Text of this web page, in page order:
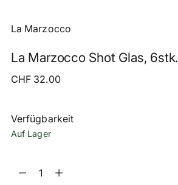
La Marzocco
La Marzocco Shot Glas, 6stk.
Regulärer
CHF 32.00
Verfügbarkeit
Auf Lager
Menge